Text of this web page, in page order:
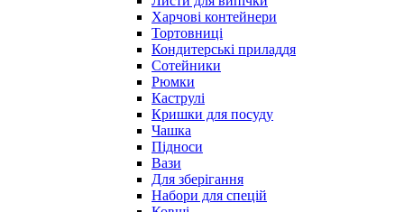
Харчові контейнери
Тортовниці
Кондитерські приладдя
Сотейники
Рюмки
Каструлі
Кришки для посуду
Чашка
Підноси
Вази
Для зберігання
Набори для спецій